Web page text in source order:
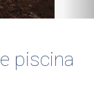
piscina